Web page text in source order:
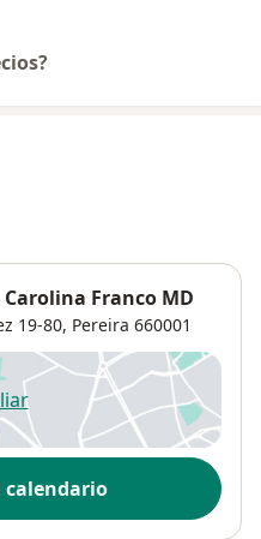
Franco MD
19-80, Pereira 660001
abre en una nueva
calendario